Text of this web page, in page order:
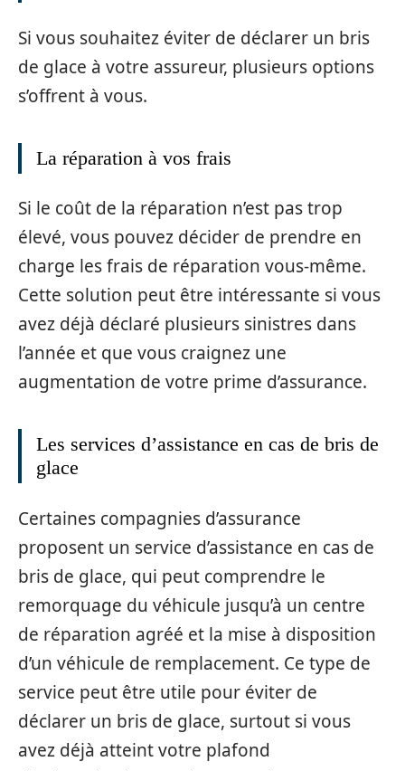
Si vous souhaitez éviter de déclarer un bris
de glace à votre assureur, plusieurs options
s’offrent à vous.
La réparation à vos frais
Si le coût de la réparation n’est pas trop
élevé, vous pouvez décider de prendre en
charge les frais de réparation vous-même.
Cette solution peut être intéressante si vous
avez déjà déclaré plusieurs sinistres dans
l’année et que vous craignez une
augmentation de votre prime d’assurance.
Les services d’assistance en cas de bris de
glace
Certaines compagnies d’assurance
proposent un service d’assistance en cas de
bris de glace, qui peut comprendre le
remorquage du véhicule jusqu’à un centre
de réparation agréé et la mise à disposition
d’un véhicule de remplacement. Ce type de
service peut être utile pour éviter de
déclarer un bris de glace, surtout si vous
avez déjà atteint votre plafond